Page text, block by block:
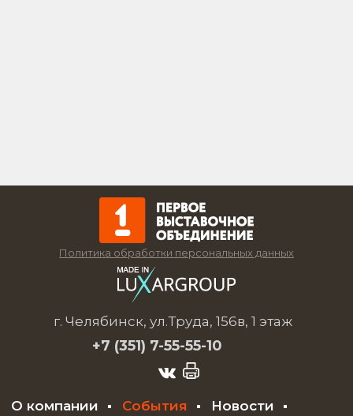
Политика обработки персональных данных
г. Челябинск, ул.Труда, 156в, 1 этаж
+7 (351) 7-55-55-10
О компании События Новости